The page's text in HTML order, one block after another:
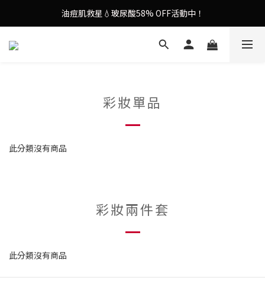
謝安琪愛用美容儀🌸護膚效果UP！
油痘肌救星💧玻尿酸58% OFF活動中！
果凍噴霧！一噴即現美白光透肌✨
彩妝單品
此分類沒有商品
彩妝兩件套
此分類沒有商品